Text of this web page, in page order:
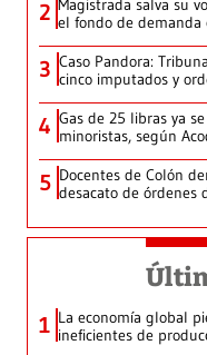
2 Magistrada salva su
el fondo de demanda
3 Caso Pandora:
cinco imputados y
4 Gas de 25 libras ya
minoristas, según
5 Docentes de Colón
desacato de órdenes
1 La economía global
ineficientes de